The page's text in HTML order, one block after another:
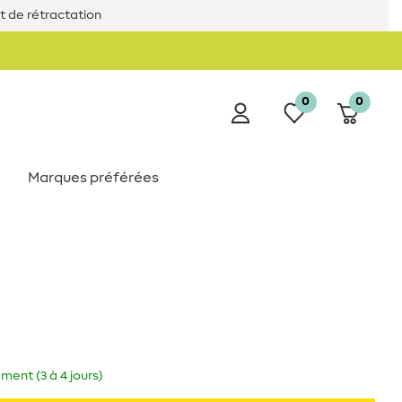
de rétractation
0 0
Marques préférées
(3 à 4 jours)